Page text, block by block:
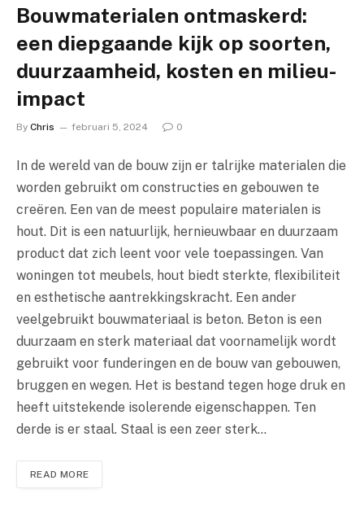
Bouwmaterialen ontmaskerd:
een diepgaande kijk op soorten,
duurzaamheid, kosten en milieu-
impact
By Chris februari 5, 2024 0
In de wereld van de bouw zijn er talrijke materialen die
worden gebruikt om constructies en gebouwen te
creëren. Een van de meest populaire materialen is
hout. Dit is een natuurlijk, hernieuwbaar en duurzaam
product dat zich leent voor vele toepassingen. Van
woningen tot meubels, hout biedt sterkte, flexibiliteit
en esthetische aantrekkingskracht. Een ander
veelgebruikt bouwmateriaal is beton. Beton is een
duurzaam en sterk materiaal dat voornamelijk wordt
gebruikt voor funderingen en de bouw van gebouwen,
bruggen en wegen. Het is bestand tegen hoge druk en
heeft uitstekende isolerende eigenschappen. Ten
derde is er staal. Staal is een zeer sterk…
READ MORE